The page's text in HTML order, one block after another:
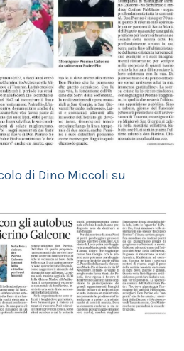
di Dino Miccoli su